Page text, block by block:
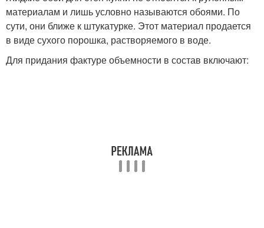
материалам и лишь условно называются обоями. По
сути, они ближе к штукатурке. Этот материал продается
в виде сухого порошка, растворяемого в воде.
Для придания фактуре объемности в состав включают: